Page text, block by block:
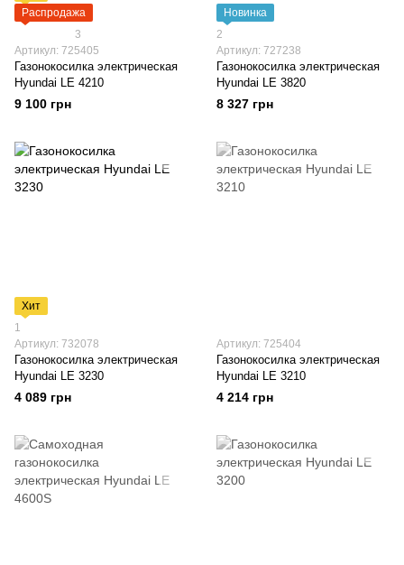
Распродажа
3
Артикул: 725405
Газонокосилка электрическая
Hyundai LE 4210
9 100 грн
Новинка
2
Артикул: 727238
Газонокосилка электрическая
Hyundai LE 3820
8 327 грн
Хит
1
Артикул: 732078
Газонокосилка электрическая
Hyundai LE 3230
4 089 грн
Артикул: 725404
Газонокосилка электрическая
Hyundai LE 3210
4 214 грн